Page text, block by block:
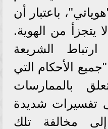
باعتبار أن
يتجزأ من الهوية.
الشريعة
الأحكام التي
بالممارسات
تفسيرات شديدة
إلى مخالفة تلك